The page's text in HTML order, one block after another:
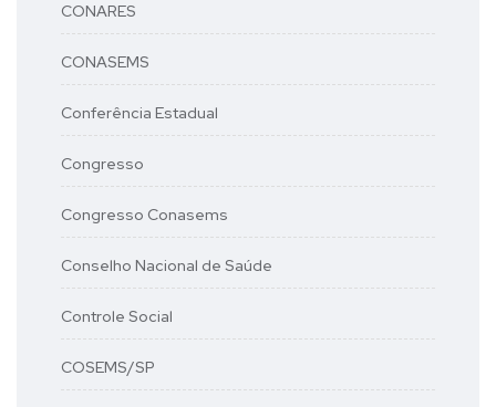
CONARES
CONASEMS
Conferência Estadual
Congresso
Congresso Conasems
Conselho Nacional de Saúde
Controle Social
COSEMS/SP